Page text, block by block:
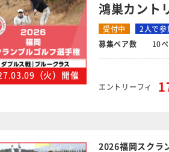
（火）開催
鴻巣カント
受付中 2人で参
募集ペア数 10
エントリーフィ
2026福岡スクラ